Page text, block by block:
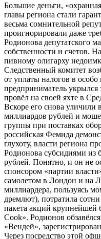
Большие деньги,
главы региона стали
весьма сомнительной
проигнорировали даже
Родионова депутатского
собственности и счетов.
пивному олигарху
Следственный комитет
от уплаты налогов в
предприниматель укрылся
провёл на своей яхте в
Вскоре его снова уличили
миллиардов рублей и
группы при поставках
российская Фемида
глухоту, власти региона
Родионова субсидиями из
рублей. Понятно, и он не
спонсором «партии
самолетом в Лондон и на
миллиардера, пользуясь
дремлют), потратила
пакета акций крупнейшей
Cook». Родионов
«Вендей»,
Через посредство этой